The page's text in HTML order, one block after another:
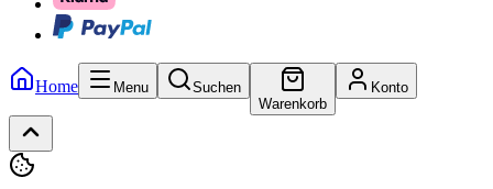
Home Menu
Suchen
Warenkorb
Konto